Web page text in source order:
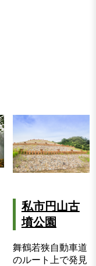
私市円山古
墳公園
舞鶴若狭自動車道
のルート上で発見